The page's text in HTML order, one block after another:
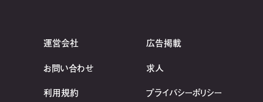
運営会社
広告掲載
お問い合わせ
求人
利用規約 プライバシーポリシー